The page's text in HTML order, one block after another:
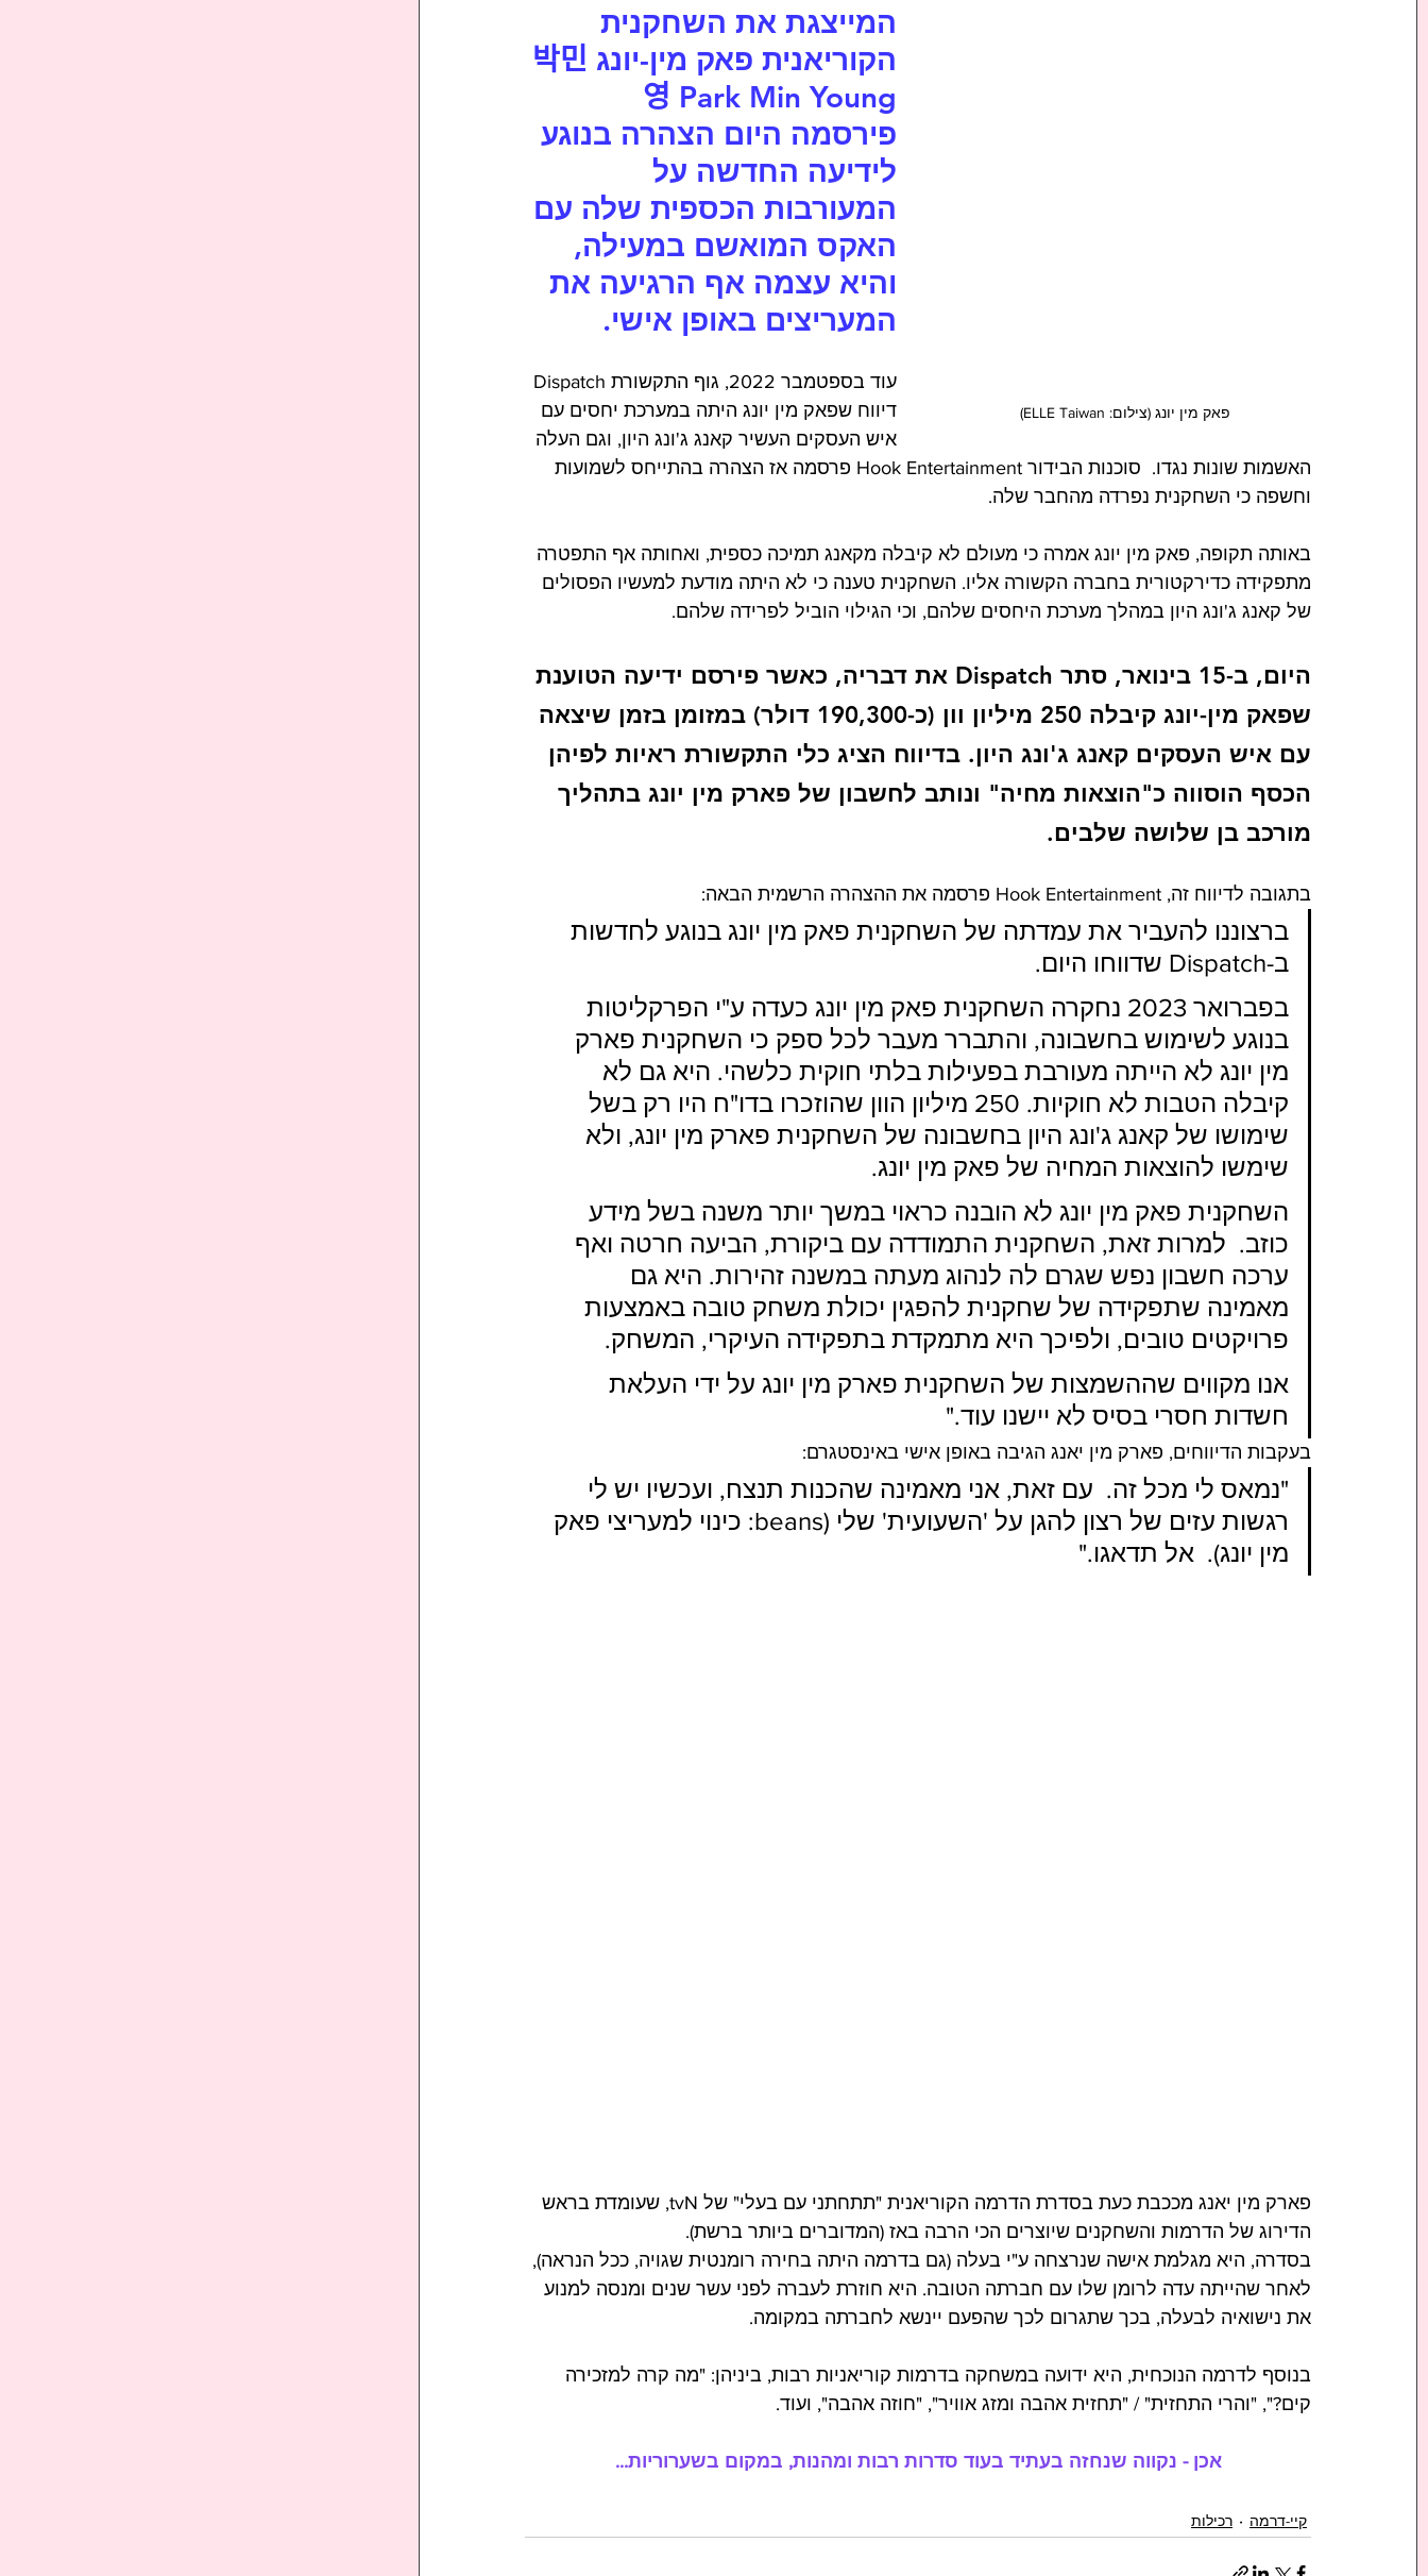
פאק מין יונג (צילום: ELLE Taiwan)
המייצגת את השחקנית
הקוריאנית פאק מין-יונג 박민
פירסמה היום הצהרה בנוגע
לידיעה החדשה על
המעורבות הכספית שלה עם
האקס המואשם במעילה,
והיא עצמה אף הרגיעה את
המעריצים באופן אישי.
דיווח שפאק מין יונג היתה במערכת יחסים עם
איש העסקים העשיר קאנג ג'ונג היון, וגם העלה
האשמות שונות נגדו.  סוכנות הבידור Hook Entertainment פרסמה אז הצהרה בהתייחס לשמועות
וחשפה כי השחקנית נפרדה מהחבר שלה.
באותה תקופה, פאק מין יונג אמרה כי מעולם לא קיבלה מקאנג תמיכה כספית, ואחותה אף התפטרה
מתפקידה כדירקטורית בחברה הקשורה אליו. השחקנית טענה כי לא היתה מודעת למעשיו הפסולים
של קאנג ג'ונג היון במהלך מערכת היחסים שלהם, וכי הגילוי הוביל לפרידה שלהם.
היום, ב-15 בינואר, סתר Dispatch את דבריה, כאשר פירסם ידיעה הטוענת
שפאק מין-יונג קיבלה 250 מיליון וון (כ-190,300 דולר) במזומן בזמן שיצאה
עם איש העסקים קאנג ג'ונג היון. בדיווח הציג כלי התקשורת ראיות לפיהן
הכסף הוסווה כ"הוצאות מחיה" ונותב לחשבון של פארק מין יונג בתהליך
מורכב בן שלושה שלבים.
בתגובה לדיווח זה, Hook Entertainment פרסמה את ההצהרה הרשמית הבאה:
ברצוננו להעביר את עמדתה של השחקנית פאק מין יונג בנוגע לחדשות
ב-Dispatch שדווחו היום.
בפברואר 2023 נחקרה השחקנית פאק מין יונג כעדה ע"י הפרקליטות
בנוגע לשימוש בחשבונה, והתברר מעבר לכל ספק כי השחקנית פארק
מין יונג לא הייתה מעורבת בפעילות בלתי חוקית כלשהי. היא גם לא
קיבלה הטבות לא חוקיות. 250 מיליון הוון שהוזכרו בדו"ח היו רק בשל
שימושו של קאנג ג'ונג היון בחשבונה של השחקנית פארק מין יונג, ולא
שימשו להוצאות המחיה של פאק מין יונג.
השחקנית פאק מין יונג לא הובנה כראוי במשך יותר משנה בשל מידע
כוזב.  למרות זאת, השחקנית התמודדה עם ביקורת, הביעה חרטה ואף
ערכה חשבון נפש שגרם לה לנהוג מעתה במשנה זהירות. היא גם
מאמינה שתפקידה של שחקנית להפגין יכולת משחק טובה באמצעות
פרויקטים טובים, ולפיכך היא מתמקדת בתפקידה העיקרי, המשחק.
אנו מקווים שההשמצות של השחקנית פארק מין יונג על ידי העלאת
חשדות חסרי בסיס לא יישנו עוד."
בעקבות הדיווחים, פארק מין יאנג הגיבה באופן אישי באינסטגרם:
"נמאס לי מכל זה.  עם זאת, אני מאמינה שהכנות תנצח, ועכשיו יש לי
רגשות עזים של רצון להגן על 'השעועית' שלי (beans: כינוי למעריצי פאק
מין יונג).  אל תדאגו."
פארק מין יאנג מככבת כעת בסדרת הדרמה הקוריאנית "תתחתני עם בעלי" של tvN, שעומדת בראש
הדירוג של הדרמות והשחקנים שיוצרים הכי הרבה באז (המדוברים ביותר ברשת).
בסדרה, היא מגלמת אישה שנרצחה ע"י בעלה (גם בדרמה היתה בחירה רומנטית שגויה, ככל הנראה),
לאחר שהייתה עדה לרומן שלו עם חברתה הטובה. היא חוזרת לעברה לפני עשר שנים ומנסה למנוע
את נישואיה לבעלה, בכך שתגרום לכך שהפעם יינשא לחברתה במקומה.
בנוסף לדרמה הנוכחית, היא ידועה במשחקה בדרמות קוריאניות רבות, ביניהן: "מה קרה למזכירה
קים?", "והרי התחזית" / "תחזית אהבה ומזג אוויר", "חוזה אהבה", ועוד.
אכן - נקווה שנחזה בעתיד בעוד סדרות רבות ומהנות, במקום בשערוריות...
קיי-דרמה רכילות